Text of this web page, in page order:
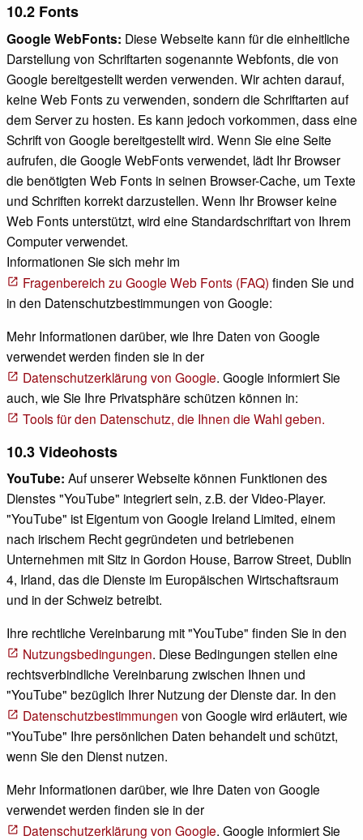
10.2 Fonts
Google WebFonts: Diese Webseite kann für die einheitliche
Darstellung von Schriftarten sogenannte Webfonts, die von
Google bereitgestellt werden verwenden. Wir achten darauf,
keine Web Fonts zu verwenden, sondern die Schriftarten auf
dem Server zu hosten. Es kann jedoch vorkommen, dass eine
Schrift von Google bereitgestellt wird. Wenn Sie eine Seite
aufrufen, die Google WebFonts verwendet, lädt Ihr Browser
die benötigten Web Fonts in seinen Browser-Cache, um Texte
und Schriften korrekt darzustellen. Wenn Ihr Browser keine
Web Fonts unterstützt, wird eine Standardschriftart von Ihrem
Computer verwendet.
Informationen Sie sich mehr im
Fragenbereich zu Google Web Fonts (FAQ) finden Sie und
in den Datenschutzbestimmungen von Google:
Mehr Informationen darüber, wie Ihre Daten von Google
verwendet werden finden sie in der
Datenschutzerklärung von Google. Google informiert Sie
auch, wie Sie Ihre Privatsphäre schützen können in:
Tools für den Datenschutz, die Ihnen die Wahl geben.
10.3 Videohosts
YouTube: Auf unserer Webseite können Funktionen des
Dienstes "YouTube" integriert sein, z.B. der Video-Player.
"YouTube" ist Eigentum von Google Ireland Limited, einem
nach irischem Recht gegründeten und betriebenen
Unternehmen mit Sitz in Gordon House, Barrow Street, Dublin
4, Irland, das die Dienste im Europäischen Wirtschaftsraum
und in der Schweiz betreibt.
Ihre rechtliche Vereinbarung mit "YouTube" finden Sie in den
Nutzungsbedingungen. Diese Bedingungen stellen eine
rechtsverbindliche Vereinbarung zwischen Ihnen und
"YouTube" bezüglich Ihrer Nutzung der Dienste dar. In den
Datenschutzbestimmungen von Google wird erläutert, wie
"YouTube" Ihre persönlichen Daten behandelt und schützt,
wenn Sie den Dienst nutzen.
Mehr Informationen darüber, wie Ihre Daten von Google
verwendet werden finden sie in der
Datenschutzerklärung von Google. Google informiert Sie